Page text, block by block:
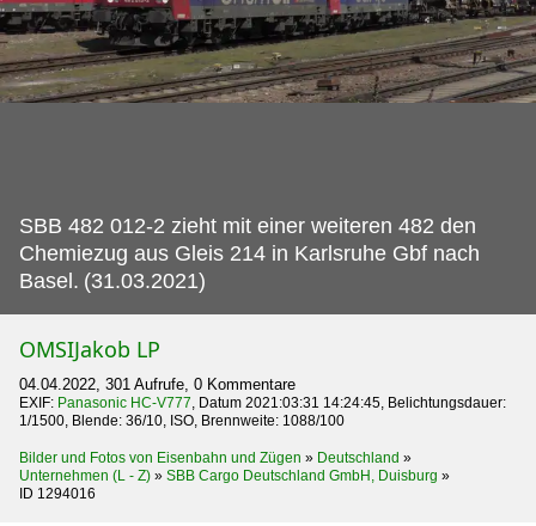
SBB 482 012-2 zieht mit einer weiteren 482 den
Chemiezug aus Gleis 214 in Karlsruhe Gbf nach
Basel. (31.03.2021)
OMSIJakob LP
04.04.2022, 301 Aufrufe, 0 Kommentare
EXIF: Panasonic HC-V777, Datum 2021:03:31 14:24:45, Belichtungsdauer:
1/1500, Blende: 36/10, ISO, Brennweite: 1088/100
Bilder und Fotos von Eisenbahn und Zügen » Deutschland »
Unternehmen (L - Z) » SBB Cargo Deutschland GmbH, Duisburg »
ID 1294016